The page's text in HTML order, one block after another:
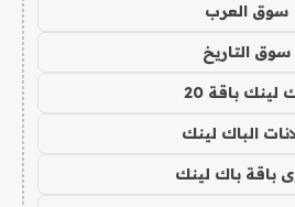
سوق العرب
سوق التاريخ
لينك باقة 20
الباك لينك
باقة باك لينك